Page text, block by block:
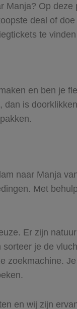
Op
deal of
te vinden
en ben je
is
naar Manja
Met
Er zijn
je de
zoekmachine.
en wij zijn